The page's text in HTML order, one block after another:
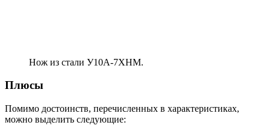
Нож из стали У10А-7ХНМ.
Плюсы
Помимо достоинств, перечисленных в характеристиках,
можно выделить следующие: